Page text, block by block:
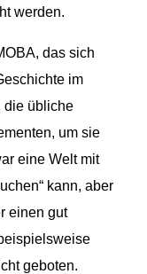
werden.
das sich
im
die übliche
um sie
eine Welt mit
kann, aber
einen gut
geboten.